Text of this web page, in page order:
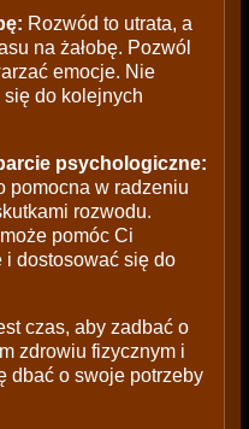
Rozwód to utrata, a
na żałobę. Pozwól
emocje. Nie
do kolejnych
psychologiczne:
pomocna w radzeniu
rozwodu.
pomóc Ci
i dostosować się do
czas, aby zadbać o
zdrowiu fizycznym i
dbać o swoje potrzeby